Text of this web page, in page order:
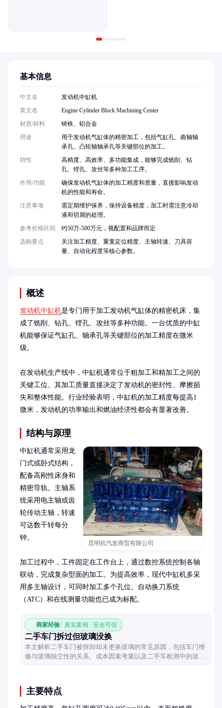
概述
发动机中缸机是专门用于加工发动机气缸体的精密机床，集
成了铣削、钻孔、镗孔、攻丝等多种功能。一台优质的中缸
机能够保证气缸孔、轴承孔等关键部位的加工精度在微米
级。
在发动机生产线中，中缸机通常位于粗加工和精加工之间的
关键工位。其加工质量直接决定了发动机的密封性、摩擦损
失和整体性能。行业经验表明，中缸机的加工精度每提高1
微米，发动机的功率输出和燃油经济性都会有显著改善。
结构与原理
昆明杭汽发商贸有限公司
中缸机通常采用龙
门式或卧式结构，
配备高刚性床身和
精密导轨。主轴系
统采用电主轴或齿
轮传动主轴，转速
可达数千转每分
钟。
加工过程中，工件固定在工作台上，通过数控系统控制各轴
联动，完成复杂型面的加工。为提高效率，现代中缸机多采
用多主轴设计，可同时加工多个孔位。自动换刀系统
（ATC）和在线测量功能也已成为标配。
商家经验 真实案例 · 安全可信
二手车门拆过但玻璃没换
本文解析二手车门被拆卸却未更换玻璃的常见原因，包括车门维
修与玻璃独立性的关系、成本因素考量以及二手车检测中的玻璃
主要特点
基本信息
中文名
发动机中缸机
英文名
Engine Cylinder Block Machining Center
材质/材料
铸铁、铝合金
用途
用于发动机气缸体的精密加工，包括气缸孔、曲轴轴
承孔、凸轮轴轴承孔等关键部位的加工。
特性
高精度、高效率、多功能集成，能够完成铣削、钻
孔、镗孔、攻丝等多种加工工序。
作用/功能
确保发动机气缸体的加工精度和质量，直接影响发动
机的性能和寿命。
注意事项
需定期维护保养，保持设备精度，加工时需注意冷却
液和切屑的处理。
参考价格区间
约50万-500万元，视配置和品牌而定
选购要点
关注加工精度、重复定位精度、主轴转速、刀具容
量、自动化程度等核心参数。